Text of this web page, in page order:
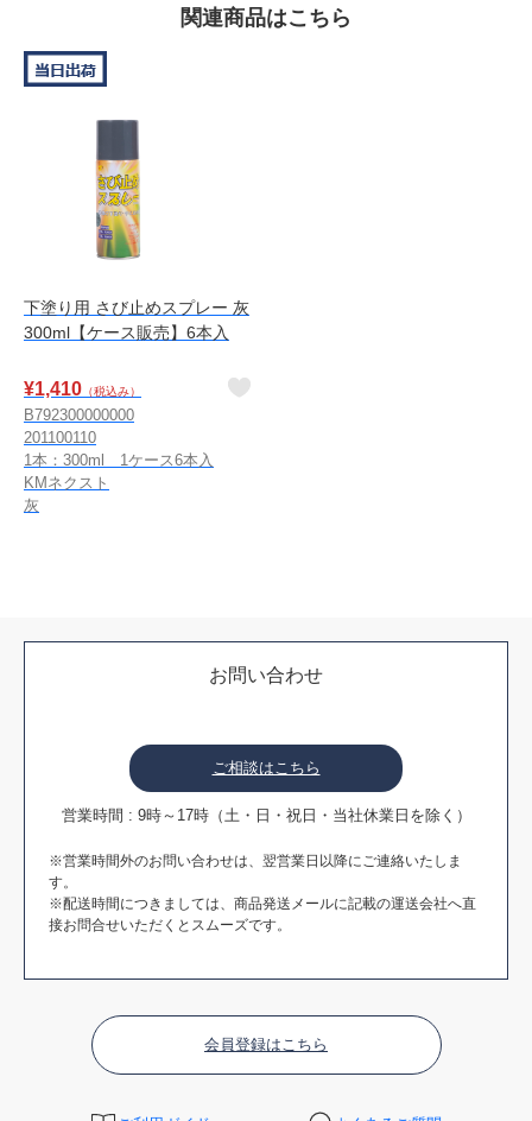
関連商品はこちら
下塗り用 さび止めスプレー 灰
300ml【ケース販売】6本入
¥1,410 （税込み）
B792300000000
201100110
1本：300ml 1ケース6本入
KMネクスト
灰
お問い合わせ
ご相談はこちら
営業時間 : 9時～17時（土・日・祝日・当社休業日を除く）
※営業時間外のお問い合わせは、翌営業日以降にご連絡いたしま
す。
※配送時間につきましては、商品発送メールに記載の運送会社へ直
接お問合せいただくとスムーズです。
会員登録はこちら